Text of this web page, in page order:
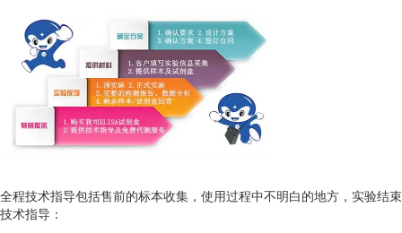
全程技术指导包括售前的标本收集，使用过程中不明白的地方，实验结
技术指导：